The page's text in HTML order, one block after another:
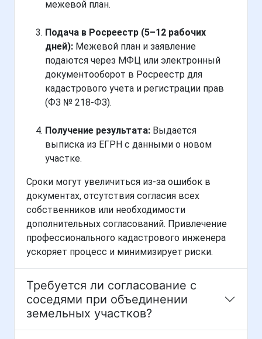
межевой план.
Подача в Росреестр (5–12 рабочих
дней): Межевой план и заявление
подаются через МФЦ или электронный
документооборот в Росреестр для
кадастрового учета и регистрации прав
(ФЗ № 218-ФЗ).
Получение результата: Выдается
выписка из ЕГРН с данными о новом
участке.
Сроки могут увеличиться из-за ошибок в
документах, отсутствия согласия всех
собственников или необходимости
дополнительных согласований. Привлечение
профессионального кадастрового инженера
ускоряет процесс и минимизирует риски.
Требуется ли согласование с
соседями при объединении
земельных участков?